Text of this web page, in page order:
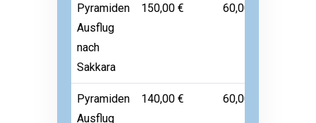
Pyramiden
Ausflug
nach
Sakkara
150,00 € 60,00 €
Pyramiden
Ausflug
140,00 € 60,00 €